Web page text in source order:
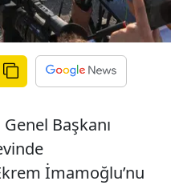
Başkanı
İmamoğlu’nu